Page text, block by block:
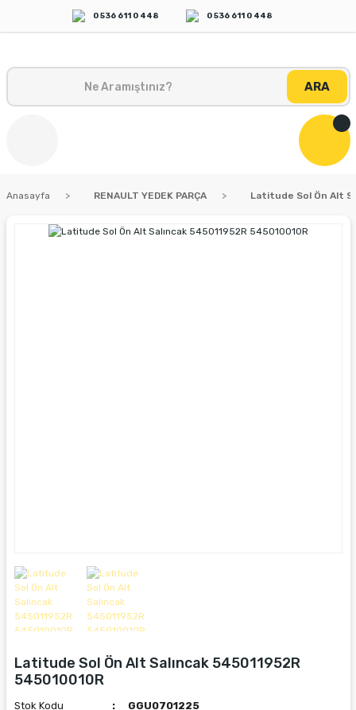
0 536 611 0 448 0 536 611 0 448
ARA
Anasayfa RENAULT YEDEK PARÇA Latitude Sol Ön Alt
Latitude Sol Ön Alt Salıncak 545011952R
545010010R
Stok Kodu
GGU0701225